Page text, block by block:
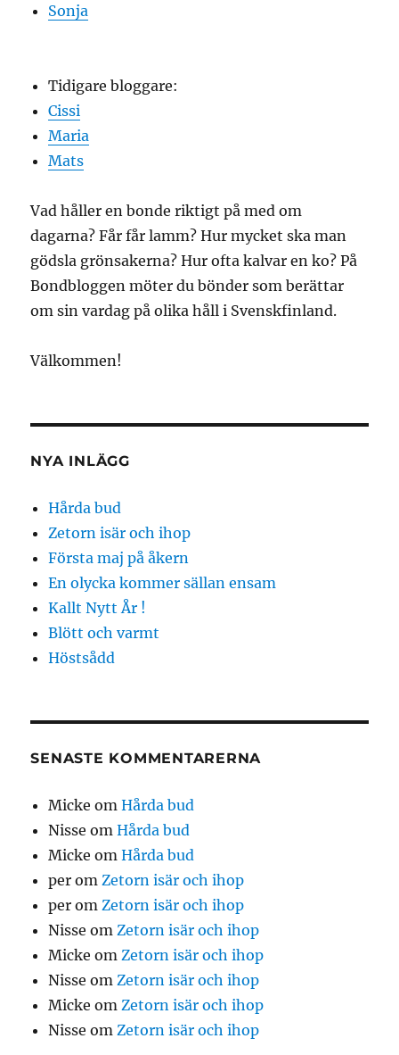
Sonja
Tidigare bloggare:
Cissi
Maria
Mats
Vad håller en bonde riktigt på med om
dagarna? Får får lamm? Hur mycket ska man
gödsla grönsakerna? Hur ofta kalvar en ko? På
Bondbloggen möter du bönder som berättar
om sin vardag på olika håll i Svenskfinland.
Välkommen!
NYA INLÄGG
Hårda bud
Zetorn isär och ihop
Första maj på åkern
En olycka kommer sällan ensam
Kallt Nytt År !
Blött och varmt
Höstsådd
SENASTE KOMMENTARERNA
Micke omHårda bud
Nisse omHårda bud
Micke omHårda bud
per omZetorn isär och ihop
per omZetorn isär och ihop
Nisse omZetorn isär och ihop
Micke omZetorn isär och ihop
Nisse omZetorn isär och ihop
Micke omZetorn isär och ihop
Nisse omZetorn isär och ihop